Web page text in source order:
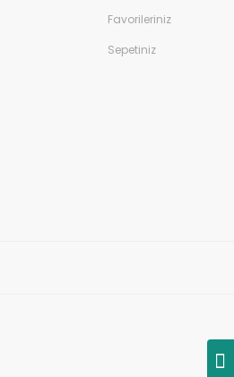
Favorileriniz
Sepetiniz